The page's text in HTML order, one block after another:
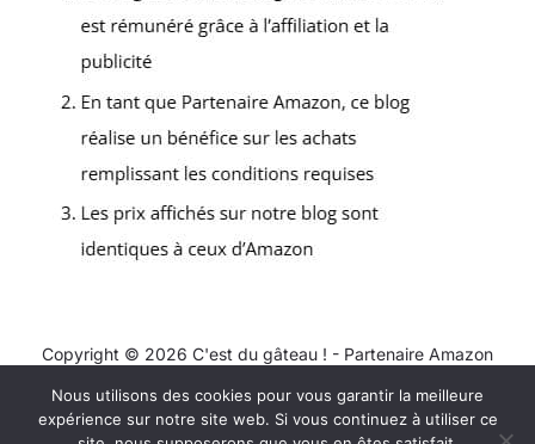
Copyright © 2026 C'est du gâteau ! - Partenaire Amazon
Contact
Mentions légales
Nous utilisons des cookies pour vous garantir la meilleure
expérience sur notre site web. Si vous continuez à utiliser ce